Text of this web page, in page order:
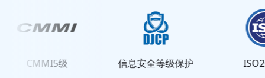
CMMI5级 信息安全等级保护